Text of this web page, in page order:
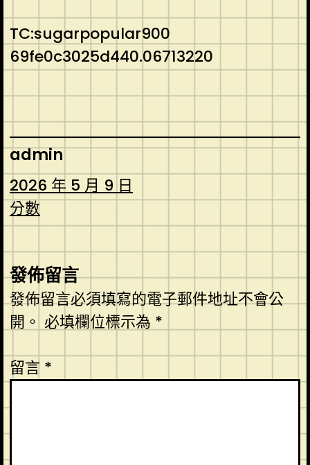
TC:sugarpopular900
69fe0c3025d440.06713220
admin
2026 年 5 月 9 日
分數
發佈留言
發佈留言必須填寫的電子郵件地址不會公
開。 必填欄位標示為 *
留言 *